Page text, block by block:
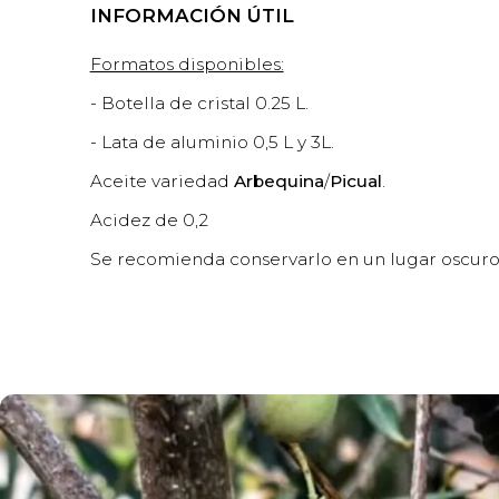
INFORMACIÓN ÚTIL
Formatos disponibles:
- Botella de cristal 0.25 L.
- Lata de aluminio 0,5 L y 3L.
Aceite variedad Arbequina/Picual.
Acidez de 0,2
Se recomienda conservarlo en un lugar